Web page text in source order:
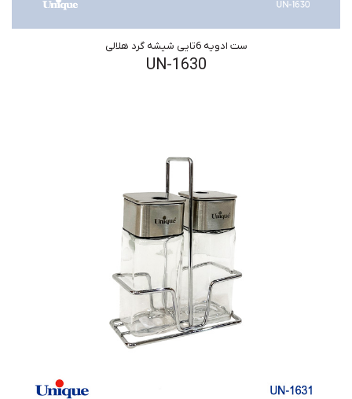
ست ادویه 6تایی شیشه گرد هلالی
UN-1630